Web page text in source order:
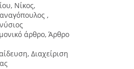
Νίκος,
,
άρθρο, Άρθρο
Διαχείριση